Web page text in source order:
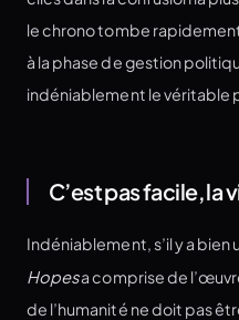
le chrono tombe
à la phase de gestion
indéniablement le véritable
C’est pas facile, la
Indéniablement, s’il y a bien
Hopesa comprise de
de l’humanité ne doit pas